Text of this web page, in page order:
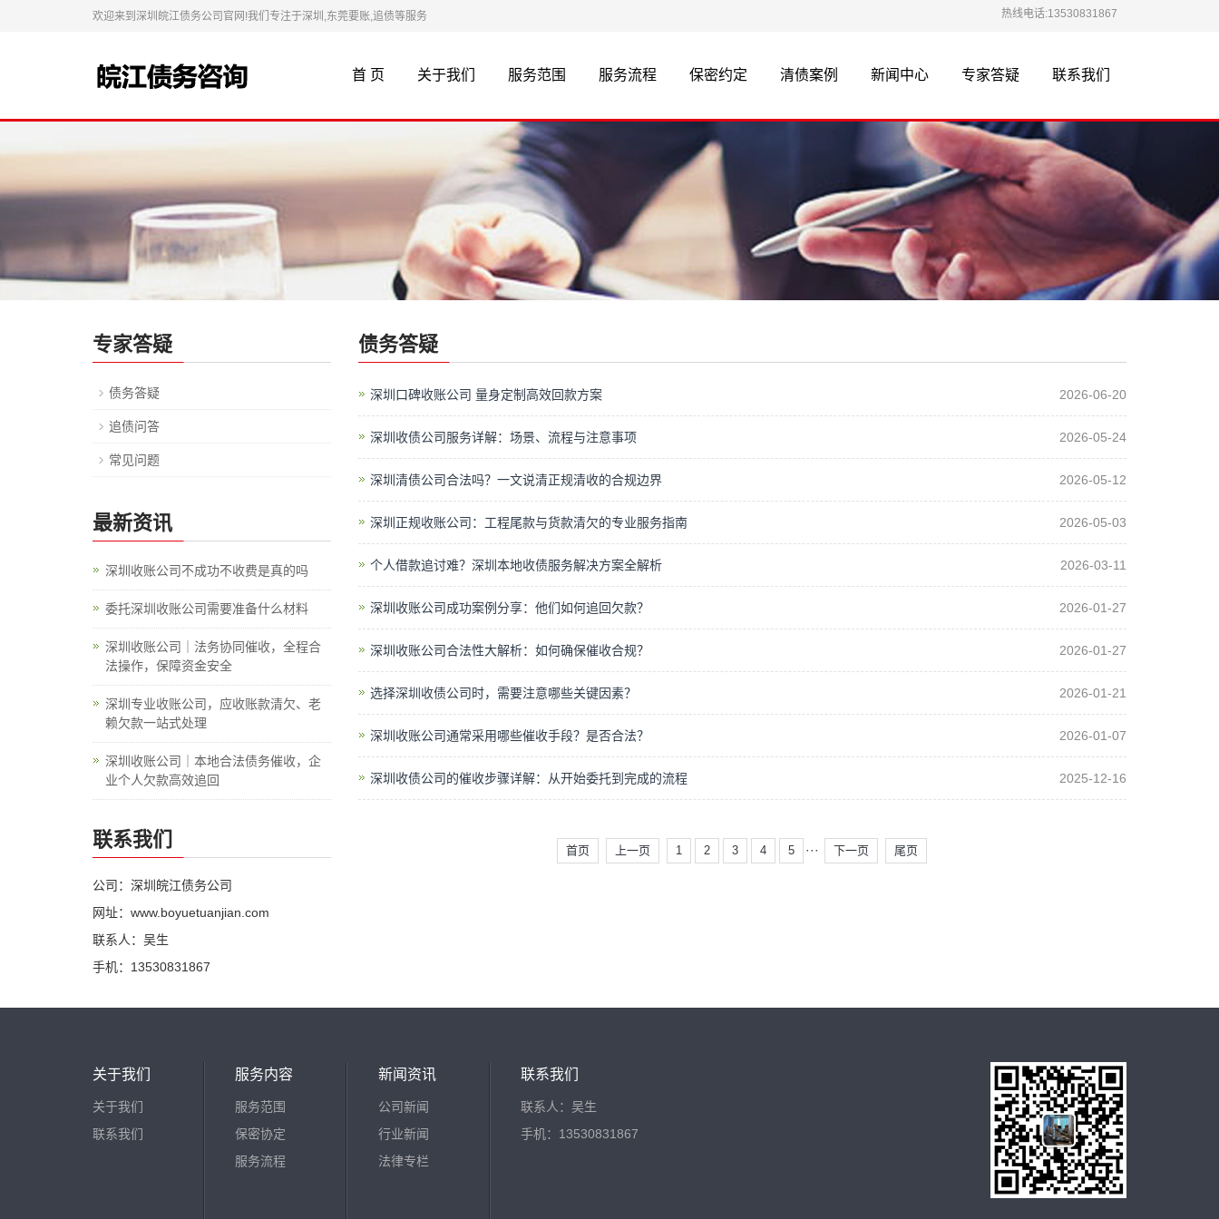
欢迎来到深圳皖江债务公司官网!我们专注于深圳,东莞要账,追债等服务 热线电话:13530831867
首 页 关于我们 服务范围 服务流程 保密约定 清债案例 新闻中心 专家答疑 联系我们
债务答疑
深圳口碑收账公司 量身定制高效回款方案 2026-06-20
深圳收债公司服务详解：场景、流程与注意事项 2026-05-24
深圳清债公司合法吗？一文说清正规清收的合规边界 2026-05-12
深圳正规收账公司：工程尾款与货款清欠的专业服务指南 2026-05-03
个人借款追讨难？深圳本地收债服务解决方案全解析 2026-03-11
深圳收账公司成功案例分享：他们如何追回欠款？ 2026-01-27
深圳收账公司合法性大解析：如何确保催收合规？ 2026-01-27
选择深圳收债公司时，需要注意哪些关键因素？ 2026-01-21
深圳收账公司通常采用哪些催收手段？是否合法？ 2026-01-07
深圳收债公司的催收步骤详解：从开始委托到完成的流程 2025-12-16
首页 上一页 1 2 3 4 5 ··· 下一页 尾页
专家答疑
债务答疑
追债问答
常见问题
最新资讯
深圳收账公司不成功不收费是真的吗
委托深圳收账公司需要准备什么材料
深圳收账公司｜法务协同催收，全程合
法操作，保障资金安全
深圳专业收账公司，应收账款清欠、老
赖欠款一站式处理
深圳收账公司｜本地合法债务催收，企
业个人欠款高效追回
联系我们
公司：深圳皖江债务公司
网址：www.boyuetuanjian.com
联系人：吴生
手机：13530831867
关于我们
关于我们
联系我们
服务内容
服务范围
保密协定
服务流程
新闻资讯
公司新闻
行业新闻
法律专栏
联系我们
联系人：吴生
手机：13530831867